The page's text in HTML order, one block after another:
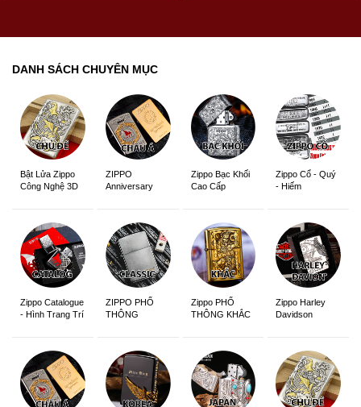
DANH SÁCH CHUYÊN MỤC
Bật Lửa Zippo
Công Nghệ 3D
ZIPPO
Anniversary
Zippo Bạc Khối
Cao Cấp
Zippo Cổ - Quý
- Hiếm
Zippo Catalogue
- Hình Trang Trí
ZIPPO PHỔ
THÔNG
Zippo PHỔ
THÔNG KHẮC
Zippo Harley
Davidson